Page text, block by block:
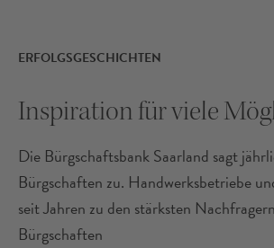
ERFOLGSGESCHICHTEN
Inspiration für viele
Die Bürgschaftsbank Saarland sagt
Bürgschaften zu. Handwerksbetriebe
seit Jahren zu den stärksten
Bürgschaften